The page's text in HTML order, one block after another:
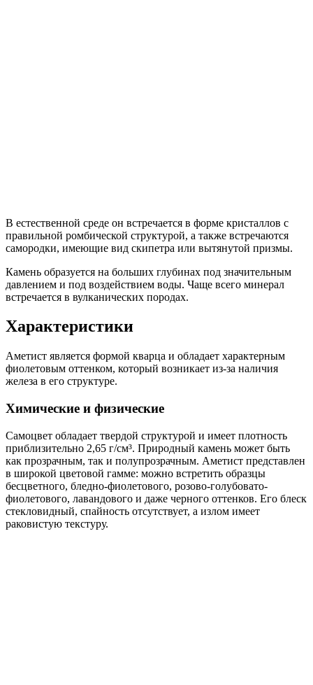
В естественной среде он встречается в форме кристаллов с
правильной ромбической структурой, а также встречаются
самородки, имеющие вид скипетра или вытянутой призмы.
Камень образуется на больших глубинах под значительным
давлением и под воздействием воды. Чаще всего минерал
встречается в вулканических породах.
Характеристики
Аметист является формой кварца и обладает характерным
фиолетовым оттенком, который возникает из-за наличия
железа в его структуре.
Химические и физические
Самоцвет обладает твердой структурой и имеет плотность
приблизительно 2,65 г/см³. Природный камень может быть
как прозрачным, так и полупрозрачным. Аметист представлен
в широкой цветовой гамме: можно встретить образцы
бесцветного, бледно-фиолетового, розово-голубовато-
фиолетового, лавандового и даже черного оттенков. Его блеск
стекловидный, спайность отсутствует, а излом имеет
раковистую текстуру.